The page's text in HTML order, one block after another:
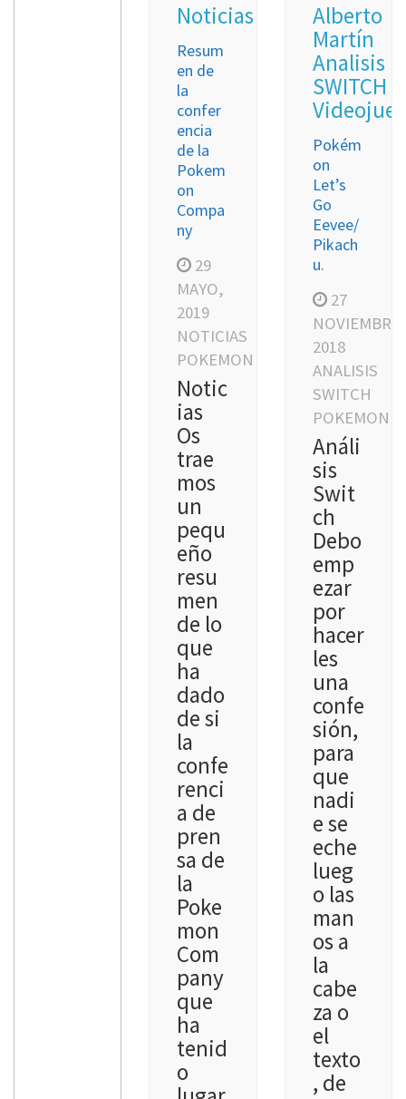
Noticias
Resum
en de
la
confer
encia
de la
Pokem
on
Compa
ny
29
MAYO,
2019
NOTICIAS
POKEMON
Notic
ias
Os
trae
mos
un
pequ
eño
resu
men
de lo
que
ha
dado
de si
la
confe
renci
a de
pren
sa de
la
Poke
mon
Com
pany
que
ha
tenid
o
Alberto
Martín
Analisis
SWITCH
Pokém
on
Let’s
Go
Eevee/
Pikach
u.
27
NOVIEMBRE,
2018
ANALISIS
SWITCH
POKEMON
Análi
sis
Swit
ch
Debo
emp
ezar
por
hacer
les
una
confe
sión,
para
que
nadi
e se
eche
lueg
o las
man
os a
la
cabe
za o
el
texto
, de